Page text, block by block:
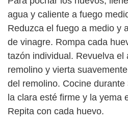
agua y caliente a fuego
Reduzca el fuego a medio y
de vinagre. Rompa cada
tazón individual. Revuelva el
remolino y vierta
del remolino. Cocine
la clara esté firme y la yema
Repita con cada huevo.